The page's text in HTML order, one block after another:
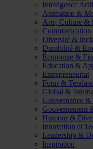
Intelligence
Animation &
Arts, Culture &
Diversité &
Durabilité &
Économie &
Éducation &
Entrepreneuriat
Futur &
Global &
Gouvernance &
Gouvernement
Humour &
Innovation et
Leadership &
Inspiration